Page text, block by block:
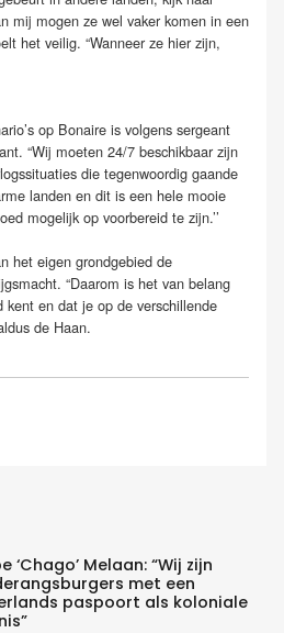
mij mogen ze wel vaker komen in een
het veilig. “Wanneer ze hier zijn,
op Bonaire is volgens sergeant
“Wij moeten 24/7 beschikbaar zijn
die tegenwoordig gaande
landen en dit is een hele mooie
mogelijk op voorbereid te zijn.’’
het eigen grondgebied de
“Daarom is het van belang
en dat je op de verschillende
de Haan.
‘Chago’ Melaan: “Wij zijn
met een
paspoort als koloniale